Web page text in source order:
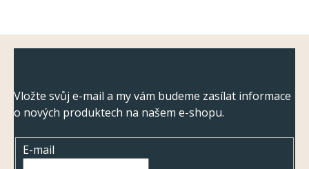
Vložte svůj e-mail a my vám budeme zasílat informace
o nových produktech na našem e-shopu.
E-mail